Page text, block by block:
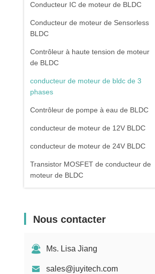
Conducteur IC de moteur de BLDC
Conducteur de moteur de Sensorless
BLDC
Contrôleur à haute tension de moteur
de BLDC
conducteur de moteur de bldc de 3
phases
Contrôleur de pompe à eau de BLDC
conducteur de moteur de 12V BLDC
conducteur de moteur de 24V BLDC
Transistor MOSFET de conducteur de
moteur de BLDC
Nous contacter
Ms. Lisa Jiang
sales@juyitech.com